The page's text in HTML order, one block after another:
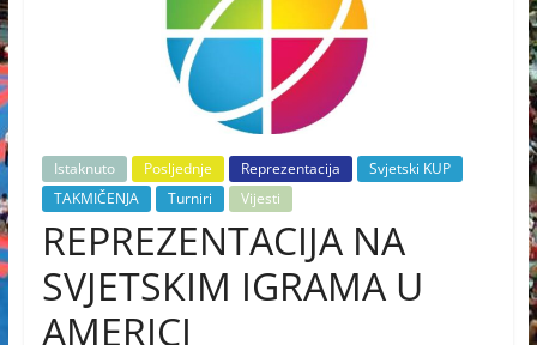
Istaknuto Posljednje Reprezentacija
Svjetski KUP
TAKMIČENJA
Turniri Vijesti
REPREZENTACIJA NA
SVJETSKIM IGRAMA U
AMERICI